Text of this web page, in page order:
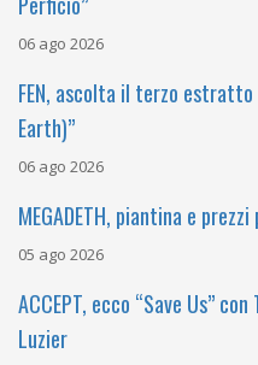
06 ago 2026
FEN, ascolta il terzo
Earth)”
06 ago 2026
MEGADETH, piantina e
05 ago 2026
ACCEPT, ecco “Save Us”
Luzier